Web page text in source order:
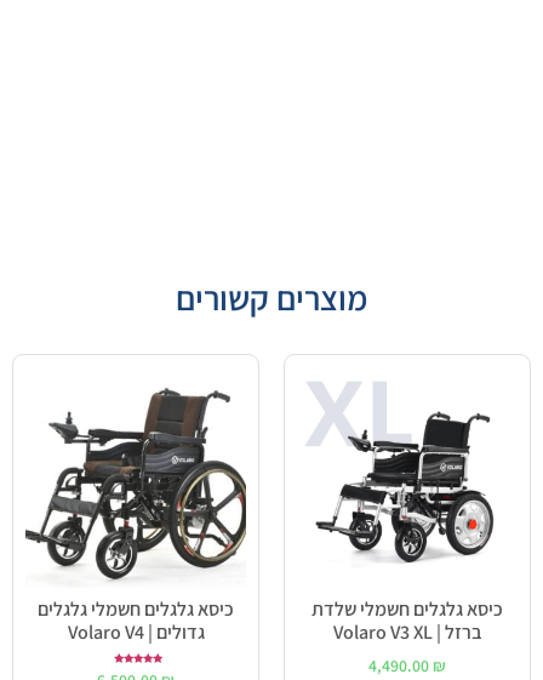
מוצרים קשורים
כיסא גלגלים חשמלי שלדת
ברזל | Volaro V3 XL
4,490.00 ₪
כיסא גלגלים חשמלי גלגלים
גדולים | Volaro V4